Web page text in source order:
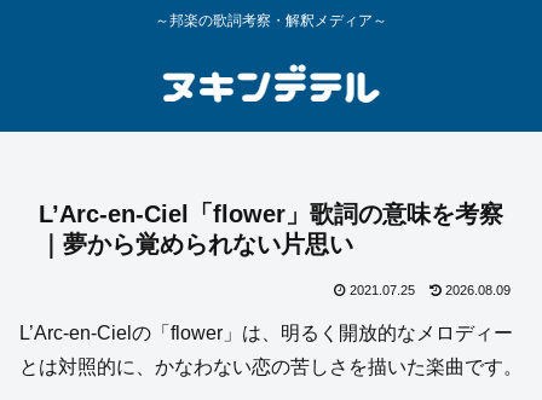
～邦楽の歌詞考察・解釈メディア～
L’Arc-en-Ciel「flower」歌詞の意味を考察
｜夢から覚められない片思い
2021.07.25 2026.08.09
L’Arc-en-Cielの「flower」は、明るく開放的なメロディー
とは対照的に、かなわない恋の苦しさを描いた楽曲です。